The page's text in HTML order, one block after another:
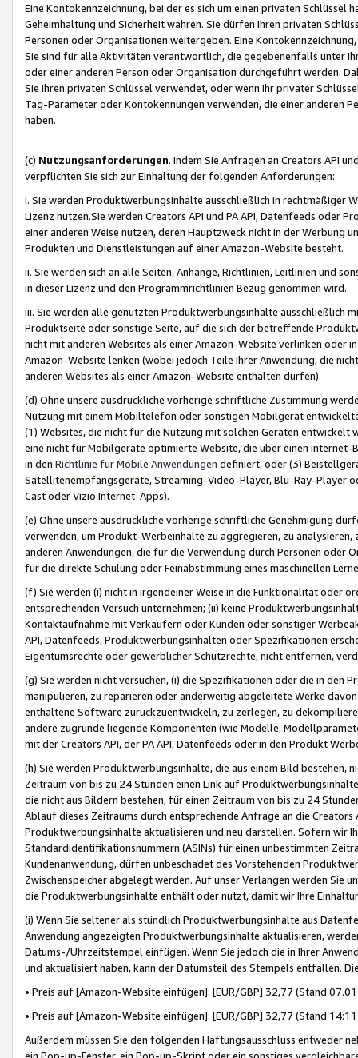
Eine Kontokennzeichnung, bei der es sich um einen privaten
Geheimhaltung und Sicherheit wahren. Sie dürfen Ihren privaten
Personen oder Organisationen weitergeben. Eine
Sie sind für alle Aktivitäten verantwortlich, die gegebenenfalls unter
oder einer anderen Person oder Organisation durchgeführt werden.
Sie Ihren privaten Schlüssel verwendet, oder wenn Ihr privater
Tag-Parameter oder Kontokennungen verwenden, die einer anderen
haben.
(c) Nutzungsanforderungen. Indem Sie Anfragen an Creators API
verpflichten Sie sich zur Einhaltung der folgenden Anforderungen:
i. Sie werden Produktwerbungsinhalte ausschließlich in rechtmäßiger
Lizenz nutzen.Sie werden Creators API und PA API, Datenfeeds oder
einer anderen Weise nutzen, deren Hauptzweck nicht in der Werbung
Produkten und Dienstleistungen auf einer Amazon-Website besteht.
ii. Sie werden sich an alle Seiten, Anhänge, Richtlinien, Leitlinien und
in dieser Lizenz und den Programmrichtlinien Bezug genommen wird.
iii. Sie werden alle genutzten Produktwerbungsinhalte ausschließlich
Produktseite oder sonstige Seite, auf die sich der betreffende
nicht mit anderen Websites als einer Amazon-Website verlinken oder
Amazon-Website lenken (wobei jedoch Teile Ihrer Anwendung, die
anderen Websites als einer Amazon-Website enthalten dürfen).
(d) Ohne unsere ausdrückliche vorherige schriftliche Zustimmung
Nutzung mit einem Mobiltelefon oder sonstigen Mobilgerät
(1) Websites, die nicht für die Nutzung mit solchen Geräten
eine nicht für Mobilgeräte optimierte Website, die über einen
in den Richtlinie für Mobile Anwendungen definiert, oder (3)
Satellitenempfangsgeräte, Streaming-Video-Player, Blu-Ray-Player
Cast oder Vizio Internet-Apps).
(e) Ohne unsere ausdrückliche vorherige schriftliche Genehmigung
verwenden, um Produkt-Werbeinhalte zu aggregieren, zu
anderen Anwendungen, die für die Verwendung durch Personen
für die direkte Schulung oder Feinabstimmung eines maschinellen
(f) Sie werden (i) nicht in irgendeiner Weise in die Funktionalität oder
entsprechenden Versuch unternehmen; (ii) keine
Kontaktaufnahme mit Verkäufern oder Kunden oder sonstiger
API, Datenfeeds, Produktwerbungsinhalten oder Spezifikationen
Eigentumsrechte oder gewerblicher Schutzrechte, nicht entfernen,
(g) Sie werden nicht versuchen, (i) die Spezifikationen oder die in
manipulieren, zu reparieren oder anderweitig abgeleitete Werke
enthaltene Software zurückzuentwickeln, zu zerlegen, zu
andere zugrunde liegende Komponenten (wie Modelle,
mit der Creators API, der PA API, Datenfeeds oder in den Produkt
(h) Sie werden Produktwerbungsinhalte, die aus einem Bild bestehen,
Zeitraum von bis zu 24 Stunden einen Link auf
die nicht aus Bildern bestehen, für einen Zeitraum von bis zu 24
Ablauf dieses Zeitraums durch entsprechende Anfrage an die
Produktwerbungsinhalte aktualisieren und neu darstellen. Sofern wir
Standardidentifikationsnummern (ASINs) für einen unbestimmten
Kundenanwendung, dürfen unbeschadet des Vorstehenden
Zwischenspeicher abgelegt werden. Auf unser Verlangen werden Sie
die Produktwerbungsinhalte enthält oder nutzt, damit wir Ihre
(i) Wenn Sie seltener als stündlich Produktwerbungsinhalte aus
Anwendung angezeigten Produktwerbungsinhalte aktualisieren,
Datums-/Uhrzeitstempel einfügen. Wenn Sie jedoch die in Ihrer
und aktualisiert haben, kann der Datumsteil des Stempels entfallen.
• Preis auf [Amazon-Website einfügen]: [EUR/GBP] 32,77 (Stand
• Preis auf [Amazon-Website einfügen]: [EUR/GBP] 32,77 (Stand
Außerdem müssen Sie den folgenden Haftungsausschluss entweder
ein Pop-up-Fenster, ein Pop-up-Skript oder ein sonstiges